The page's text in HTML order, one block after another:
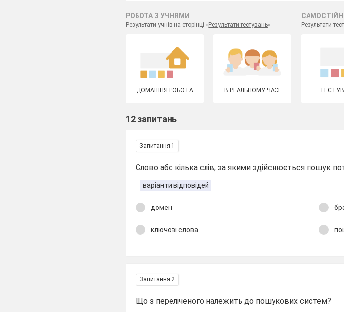
РОБОТА З УЧНЯМИ
Результати учнів на сторінці « Результати тестувань» Результати
ДОМАШНЯ РОБОТА В РЕАЛЬНОМУ ЧАСІ
12 запитань
Запитання 1
Слово або кілька слів, за якими здійснюється пошук
варіанти відповідей
домен
ключові слова
Запитання 2
Що з переліченого належить до пошукових систем?